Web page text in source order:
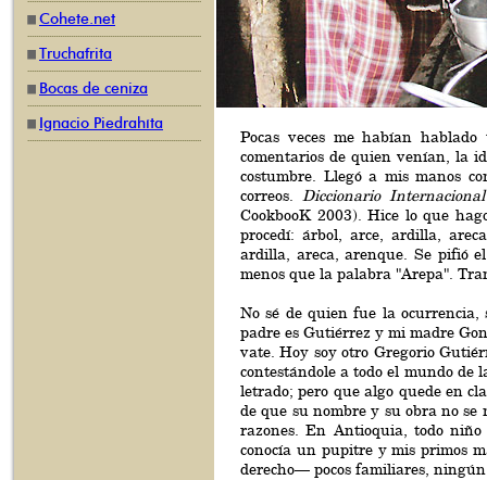
Cohete.net
Truchafrita
Bocas de ceniza
Ignacio Piedrahíta
Pocas veces me habían
comentarios de quien venían, la
costumbre. Llegó a mis manos
correos.Diccionario
CookbooK 2003). Hice lo que
procedí: árbol, arce, ardilla,
ardilla, areca, arenque. Se pifió
menos que la palabra "Arepa".
No sé de quien fue la
padre es Gutiérrez y mi madre
vate. Hoy soy otro Gregorio
contestándole a todo el mundo de
letrado; pero que algo quede en
de que su nombre y su obra no
razones. En Antioquia, todo
conocía un pupitre y mis primos
derecho— pocos familiares,